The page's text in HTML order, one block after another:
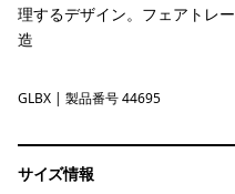
理するデザイン。フェアトレ
造
Glacial Blue - Light Glacial Blue X-Dye
GLBX | 製品番号 44695
サイズ情報